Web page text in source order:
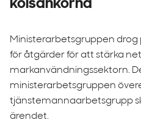
kolsänkorna
Ministerarbetsgruppen
för åtgärder för att stärka
markanvändningssektorn.
ministerarbetsgruppen
tjänstemannaarbetsgrupp
ärendet.